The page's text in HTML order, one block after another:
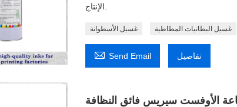
غسيل الأسطوانة غسيل البطانيات المطاطية
 Send Email تفاصيل
الأوفست سيريس فائق النظافة